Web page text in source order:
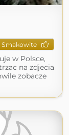
Smakowite
w Polsce,
na zdjecia
zobacze